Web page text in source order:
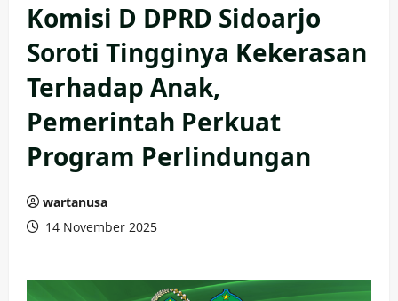
Komisi D DPRD Sidoarjo
Soroti Tingginya Kekerasan
Terhadap Anak,
Pemerintah Perkuat
Program Perlindungan
wartanusa
14 November 2025